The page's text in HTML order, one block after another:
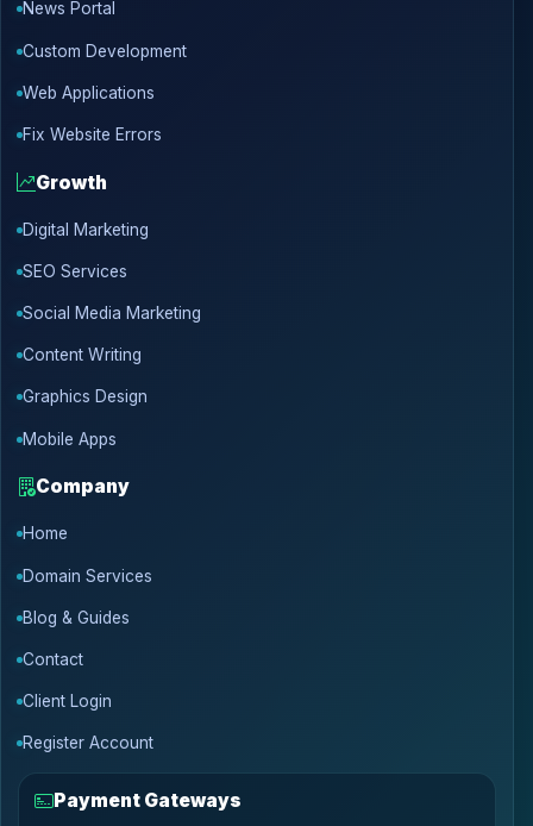
News Portal
Custom Development
Web Applications
Fix Website Errors
Growth
Digital Marketing
SEO Services
Social Media Marketing
Content Writing
Graphics Design
Mobile Apps
Company
Home
Domain Services
Blog & Guides
Contact
Client Login
Register Account
Payment Gateways